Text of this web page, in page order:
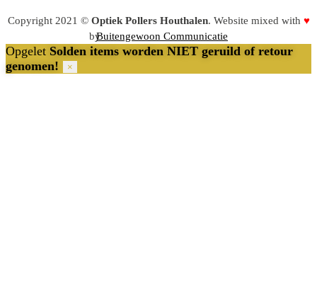
Copyright 2021 © Optiek Pollers Houthalen. Website mixed with ♥
byBuitengewoon Communicatie
Opgelet Solden items worden NIET geruild of retour
genomen!
×